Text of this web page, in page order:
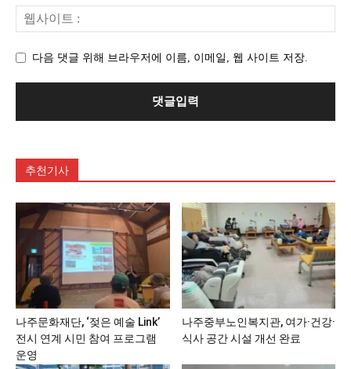
다음 댓글 위해 브라우저에 이름, 이메일, 웹 사이트 저장.
추천기사
나주문화재단, ‘젖은 예술 Link’
전시 연계 시민 참여 프로그램
운영
나주중부노인복지관, 여가·건강·
식사 공간 시설 개선 완료